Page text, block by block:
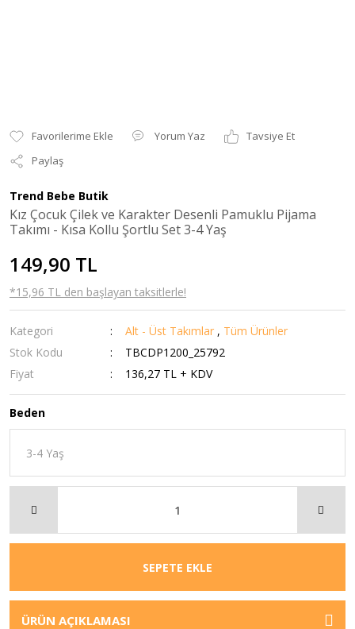
Yorum Yaz
Tavsiye Et
Paylaş
Trend Bebe Butik
Kız Çocuk Çilek ve Karakter Desenli Pamuklu Pijama
Takımı - Kısa Kollu Şortlu Set 3-4 Yaş
149,90 TL
*15,96 TL den başlayan taksitlerle!
Kategori Alt - Üst Takımlar , Tüm Ürünler
Stok Kodu
TBCDP1200_25792
Fiyat
136,27 TL + KDV
Beden
SEPETE EKLE
ÜRÜN AÇIKLAMASI